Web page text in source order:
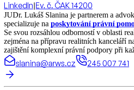
LinkedIn|Ev. č. ČAK 14200
JUDr. Lukáš Slanina je partnerem a
specializuje na poskytování právní
Se svou rozsáhlou odborností v oblasti
zejména na přípravu realitních kanceláří
zajištění komplexní právní podpory při
čele týmu, který se věnujesmluvní
nemovitostí, se JUDr. Slanina stará o
spojené s realitními transakcemi. Je rovněž
reprezentantem realitních kanceláří v
slanina@arws.cz 245 007 741